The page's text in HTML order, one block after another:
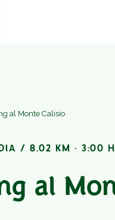
al Monte Calisio
al
/ 8.02 KM · 3:00